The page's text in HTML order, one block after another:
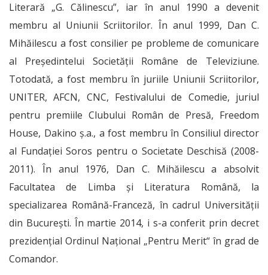
Literară „G. Călinescu”, iar în anul 1990 a devenit
membru al Uniunii Scriitorilor. În anul 1999, Dan C.
Mihăilescu a fost consilier pe probleme de comunicare
al Preşedintelui Societăţii Române de Televiziune.
Totodată, a fost membru în juriile Uniunii Scriitorilor,
UNITER, AFCN, CNC, Festivalului de Comedie, juriul
pentru premiile Clubului Român de Presă, Freedom
House, Dakino ş.a., a fost membru în Consiliul director
al Fundației Soros pentru o Societate Deschisă (2008-
2011). În anul 1976, Dan C. Mihăilescu a absolvit
Facultatea de Limba şi Literatura Română, la
specializarea Română-Franceză, în cadrul Universităţii
din Bucureşti. În martie 2014, i s-a conferit prin decret
prezidenţial Ordinul Naţional „Pentru Merit“ în grad de
Comandor.